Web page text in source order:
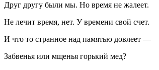
Друг другу были мы. Но время не жалеет.
Не лечит время, нет. У времени свой счет.
И что то странное над памятью довлеет —
Забвенья или мщенья горький мед?